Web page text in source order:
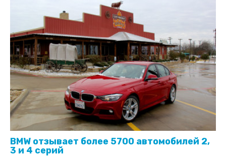
BMW отзывает более 5700 автомобилей 2,
3 и 4 серий